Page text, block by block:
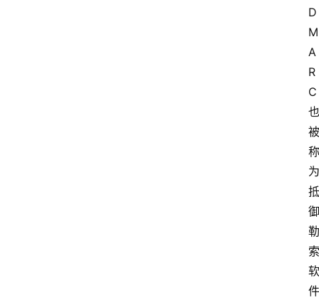
D
M
A
R
C
也
被
称
为
抵
御
勒
索
软
件